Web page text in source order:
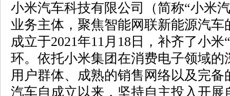
小米汽车科技有限公司（简称“小米
业务主体，聚焦智能网联新能源汽
成立于2021年11月18日，补齐了小
环。依托小米集团在消费电子领域
用户群体、成熟的销售网络以及完
汽车自成立以来，坚持自主投入开